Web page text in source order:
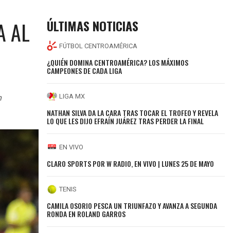
AL
ÚLTIMAS NOTICIAS
FÚTBOL CENTROAMÉRICA
¿QUIÉN DOMINA CENTROAMÉRICA? LOS MÁXIMOS
CAMPEONES DE CADA LIGA
LIGA MX
NATHAN SILVA DA LA CARA TRAS TOCAR EL TROFEO Y REVELA
LO QUE LES DIJO EFRAÍN JUÁREZ TRAS PERDER LA FINAL
EN VIVO
CLARO SPORTS POR W RADIO, EN VIVO | LUNES 25 DE MAYO
TENIS
CAMILA OSORIO PESCA UN TRIUNFAZO Y AVANZA A SEGUNDA
RONDA EN ROLAND GARROS